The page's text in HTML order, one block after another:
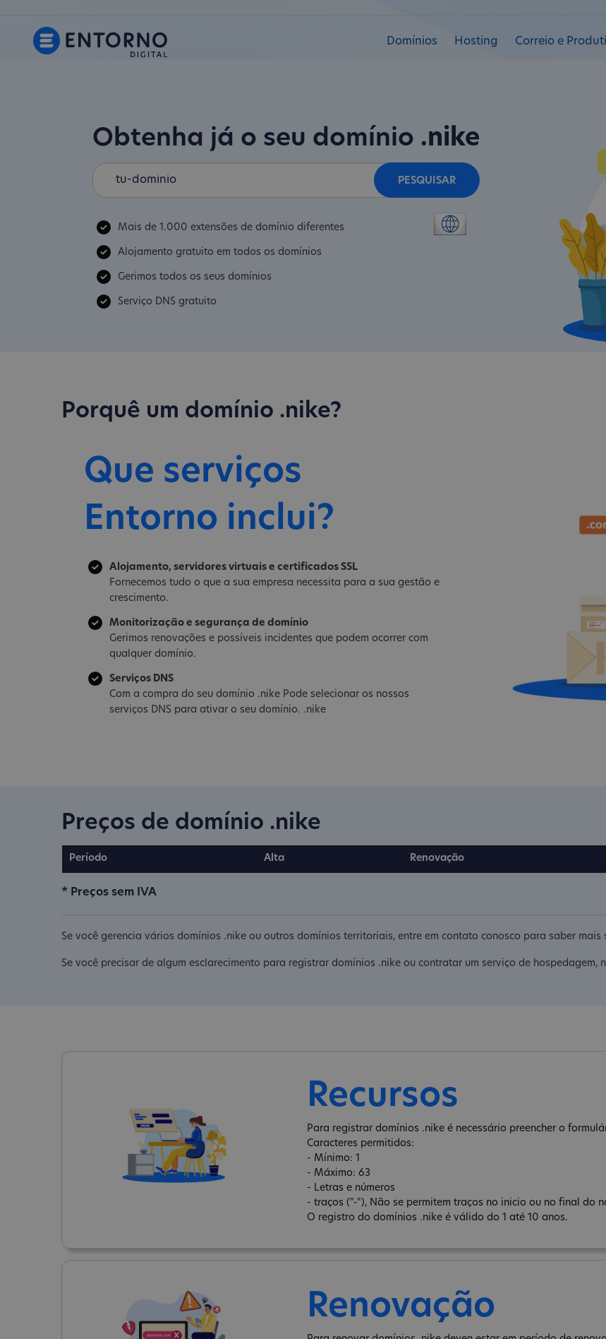
Domínios Hosting Correio e
Obtenha já o seu domínio .nike
PESQUISAR
Mais de 1.000 extensões de domínio diferentes
Alojamento gratuito em todos os domínios
Gerimos todos os seus domínios
Serviço DNS gratuito
Porquê um domínio .nike?
Que serviços
Entorno inclui?
Alojamento, servidores virtuais e certificados SSL
Fornecemos tudo o que a sua empresa necessita para a sua gestão e
crescimento.
Monitorização e segurança de domínio
Gerimos renovações e possíveis incidentes que podem ocorrer com
qualquer domínio.
Serviços DNS
Com a compra do seu domínio .nike Pode selecionar os nossos
serviços DNS para ativar o seu domínio. .nike
Preços de domínio .nike
Período Alta Renovação
* Preços sem IVA
Se você gerencia vários domínios .nike ou outros domínios territoriais, entre em contato conosco para saber mais
Se você precisar de algum esclarecimento para registrar domínios .nike ou contratar um serviço de hospedagem,
Recursos
Para registrar domínios .nike é necessário preencher o
Caracteres permitidos:
- Mínimo: 1
- Máximo: 63
- Letras e números
- traços ("-"), Não se permitem traços no inicio ou no final do
O registro do domínios .nike é válido do 1 até 10 anos.
Renovação